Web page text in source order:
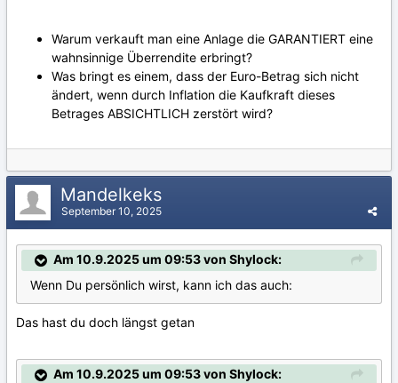
Warum verkauft man eine Anlage die GARANTIERT eine
wahnsinnige Überrendite erbringt?
Was bringt es einem, dass der Euro-Betrag sich nicht
ändert, wenn durch Inflation die Kaufkraft dieses
Betrages ABSICHTLICH zerstört wird?
Mandelkeks
September 10, 2025
Am 10.9.2025 um 09:53 von Shylock:
Wenn Du persönlich wirst, kann ich das auch:
Das hast du doch längst getan
Am 10.9.2025 um 09:53 von Shylock: